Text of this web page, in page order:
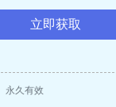
立即获取
永久有效